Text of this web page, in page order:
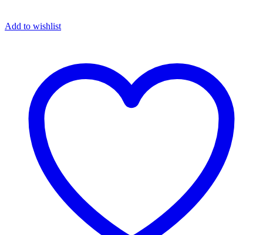
Add to wishlist